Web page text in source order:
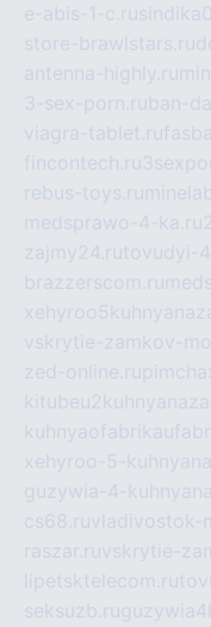
e-abis-1-c.ru
store-brawlstars.ru
antenna-highly.ru
3-sex-porn.ruban-
viagra-tablet.ru
fincontech.ru
rebus-toys.ru
medsprawo-4-ka.ru
zajmy24.rutovudyi-
brazzerscom.ru
vskrytie-zamkov-
zed-online.ru
xehyroo-5-
guzywia-4-
cs68.ruvladivostok-
raszar.ruvskrytie-
lipetsktelecom.ru
seksuzb.ru